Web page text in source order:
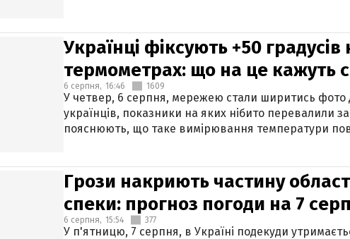
Українці фіксують +50
термометрах: що на це кажуть
6 серпня, 16:46 1609
У четвер, 6 серпня, мережею стали ширитись фото
українців, показники на яких нібито перевалили
пояснюють, що таке вимірювання температури
Грози накриють частину
спеки: прогноз погоди на 7
6 серпня, 15:54 377
У п'ятницю, 7 серпня, в Україні подекуди